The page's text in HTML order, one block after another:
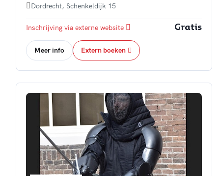
Dordrecht, Schenkeldijk 15
Inschrijving via externe website Gratis
Meer info Extern boeken